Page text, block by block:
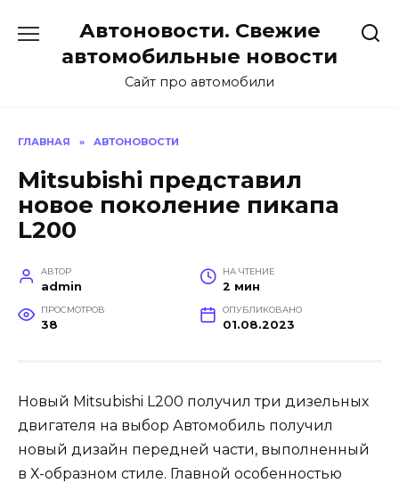
содержанию
Автоновости. Свежие
автомобильные новости
Сайт про автомобили
ГЛАВНАЯ » АВТОНОВОСТИ
Mitsubishi представил
новое поколение пикапа
L200
АВТОР
admin
НА ЧТЕНИЕ
2 мин
ПРОСМОТРОВ
38
ОПУБЛИКОВАНО
01.08.2023
Новый Mitsubishi L200 получил три дизельных
двигателя на выбор Автомобиль получил
новый дизайн передней части, выполненный
в Х-образном стиле. Главной особенностью